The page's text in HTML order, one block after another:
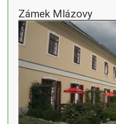
Zámek Mlázovy